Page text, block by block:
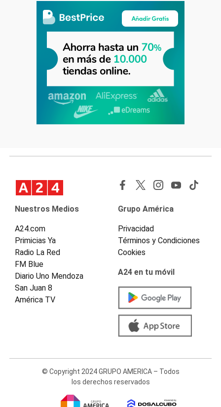
Nuestros Medios
A24.com
Primicias Ya
Radio La Red
FM Blue
Diario Uno Mendoza
San Juan 8
América TV
Grupo América
Privacidad
Términos y Condiciones
Cookies
A24 en tu móvil
© Copyright 2024 GRUPO AMERICA – Todos
los derechos reservados